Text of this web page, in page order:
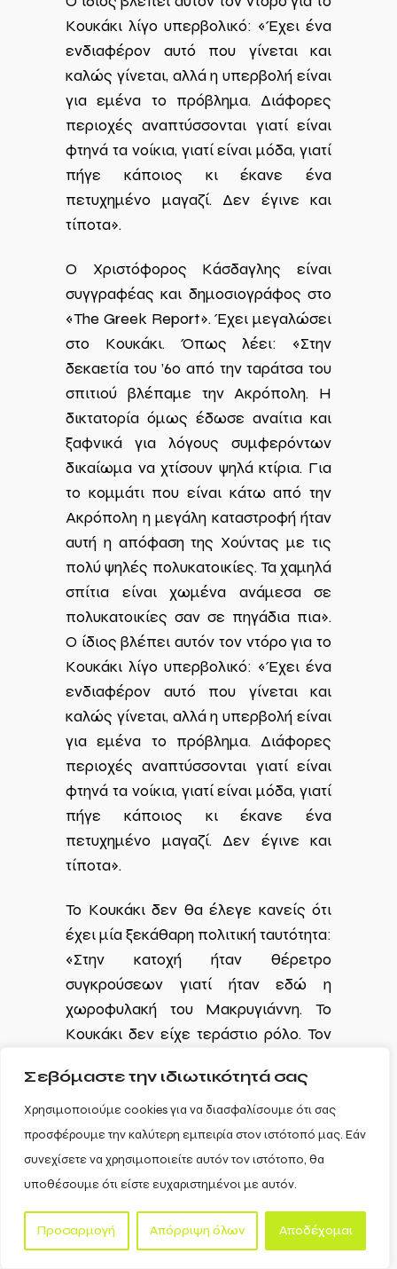
Σεβόμαστε την ιδιωτικότητά σας
Χρησιμοποιούμε cookies για να διασφαλίσουμε ότι σας
προσφέρουμε την καλύτερη εμπειρία στον ιστότοπό μας. Εάν
συνεχίσετε να χρησιμοποιείτε αυτόν τον ιστότοπο, θα
υποθέσουμε ότι είστε ευχαριστημένοι με αυτόν.
Προσαρμογή Απόρριψη όλων Αποδέχομαι
Κουκάκι λίγο υπερβολικό: «Έχει ένα
ενδιαφέρον αυτό που γίνεται και
καλώς γίνεται, αλλά η υπερβολή είναι
για εμένα το πρόβλημα. Διάφορες
περιοχές αναπτύσσονται γιατί είναι
φτηνά τα νοίκια, γιατί είναι μόδα, γιατί
πήγε κάποιος κι έκανε ένα
πετυχημένο μαγαζί. Δεν έγινε και
τίποτα».
Ο Χριστόφορος Κάσδαγλης είναι
συγγραφέας και δημοσιογράφος στο
«The Greek Report». Έχει μεγαλώσει
στο Κουκάκι. Όπως λέει: «Στην
δεκαετία του ’60 από την ταράτσα του
σπιτιού βλέπαμε την Ακρόπολη. Η
δικτατορία όμως έδωσε αναίτια και
ξαφνικά για λόγους συμφερόντων
δικαίωμα να χτίσουν ψηλά κτίρια. Για
το κομμάτι που είναι κάτω από την
Ακρόπολη η μεγάλη καταστροφή ήταν
αυτή η απόφαση της Χούντας με τις
πολύ ψηλές πολυκατοικίες. Τα χαμηλά
σπίτια είναι χωμένα ανάμεσα σε
πολυκατοικίες σαν σε πηγάδια πια».
Ο ίδιος βλέπει αυτόν τον ντόρο για το
Κουκάκι λίγο υπερβολικό: «Έχει ένα
ενδιαφέρον αυτό που γίνεται και
καλώς γίνεται, αλλά η υπερβολή είναι
για εμένα το πρόβλημα. Διάφορες
περιοχές αναπτύσσονται γιατί είναι
φτηνά τα νοίκια, γιατί είναι μόδα, γιατί
πήγε κάποιος κι έκανε ένα
πετυχημένο μαγαζί. Δεν έγινε και
τίποτα».
Το Κουκάκι δεν θα έλεγε κανείς ότι
έχει μία ξεκάθαρη πολιτική ταυτότητα:
«Στην κατοχή ήταν θέρετρο
συγκρούσεων γιατί ήταν εδώ η
χωροφυλακή του Μακρυγιάννη. Το
Κουκάκι δεν είχε τεράστιο ρόλο. Τον
Πετράλωνα και το Θησείο. Το Θησείο
ήταν κέντρο των χιτών φασιστών και
τα Πετράλωνα ήταν του ΕΑΜ. Το
Κουκάκι ήταν προς το ΕΑΜ, την ίδια
ώρα όμως ήταν και η χωροφυλακή
δίπλα οπότε ήταν δύσκολη η δράση.
Στην μεταπολίτευση ήταν ΚΚΕ
Εσωτερικού η περιοχή κυρίως», λέει